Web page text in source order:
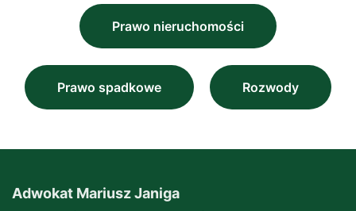
Prawo nieruchomości
Prawo spadkowe Rozwody
Adwokat Mariusz Janiga